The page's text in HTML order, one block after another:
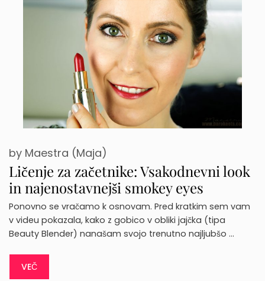
Ličenje za začetnike: Vsakodnevni look
in najenostavnejši smokey eyes
by Maestra (Maja)
Ponovno se vračamo k osnovam. Pred kratkim sem vam
v videu pokazala, kako z gobico v obliki jajčka (tipa
Beauty Blender) nanašam svojo trenutno najljubšo …
VEČ